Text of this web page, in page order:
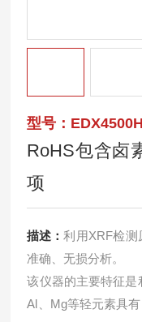
型号：EDX4500H
RoHS包含卤
项
描述：利用XRF检测
准确、无损分析。
该仪器的主要特征是
Al、Mg等轻元素具